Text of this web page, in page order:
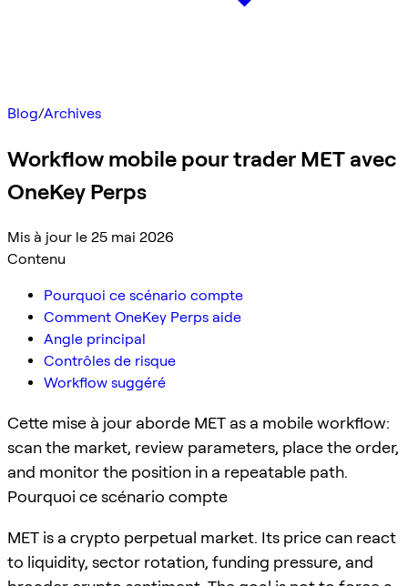
Blog/Archives
Workflow mobile pour trader MET avec
OneKey Perps
Mis à jour le 25 mai 2026
Contenu
Pourquoi ce scénario compte
Comment OneKey Perps aide
Angle principal
Contrôles de risque
Workflow suggéré
Cette mise à jour aborde MET as a mobile workflow:
scan the market, review parameters, place the order,
and monitor the position in a repeatable path.
Pourquoi ce scénario compte
MET is a crypto perpetual market. Its price can react
to liquidity, sector rotation, funding pressure, and